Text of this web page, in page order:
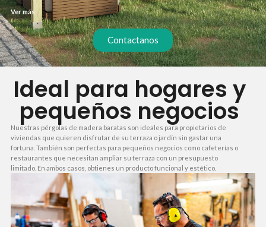
has llegado al lugar indicado. Muchas ofertas económicas esconden materiales
de baja calidad o plazos de entrega largos. Nosotros te ofrecemos un precio
ajustado sin renunciar a madera tratada, instalación rápida y un acabado
profesional.
Ver más
Contactanos
Ideal para hogares y
pequeños negocios
Nuestras pérgolas de madera baratas son ideales para propietarios de
viviendas que quieren disfrutar de su terraza o jardín sin gastar una
fortuna. También son perfectas para pequeños negocios como cafeterías o
restaurantes que necesitan ampliar su terraza con un presupuesto
limitado. En ambos casos, obtienes un producto funcional y estético.